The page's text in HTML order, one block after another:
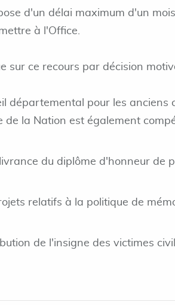
d'un délai maximum d'un
à l'Office.
sur ce recours par décision
départemental pour les
de la Nation est également
du diplôme d'honneur de
relatifs à la politique de
de l'insigne des victimes